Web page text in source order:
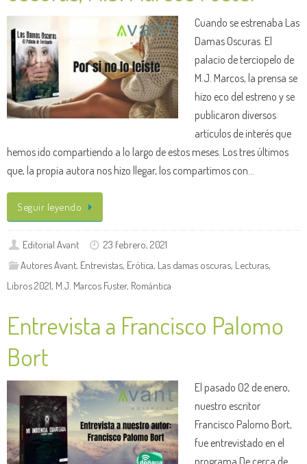
Cuando se estrenaba Las
Damas Oscuras. El
palacio de terciopelo de
M.J. Marcos, la prensa se
hizo eco del estreno y se
publicaron diversos
artículos de interés que
hemos ido compartiendo a lo largo de estos meses. Los tres últimos
que, la propia autora nos hizo llegar, los compartimos con…
Seguir leyendo
Editorial Avant
23 febrero, 2021
Autores Avant, Entrevistas, Erótica, Las damas oscuras, Lecturas,
Libros 2021, M.J. Marcos Fuster, Romántica
Entrevista a Francisco Palomo
Bort
El pasado 02 de enero,
nuestro escritor
Francisco Palomo Bort,
fue entrevistado en el
programa De cerca de